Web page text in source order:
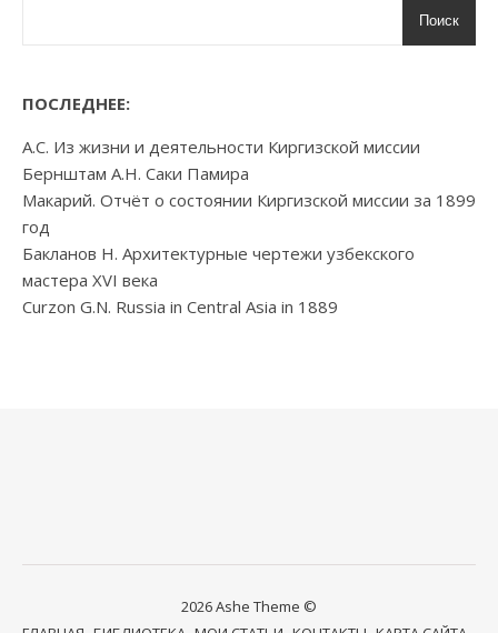
Поиск
ПОСЛЕДНЕЕ:
А.С. Из жизни и деятельности Киргизской миссии
Бернштам А.Н. Саки Памира
Макарий. Отчёт о состоянии Киргизской миссии за 1899
год
Бакланов Н. Архитектурные чертежи узбекского
мастера XVI века
Curzon G.N. Russia in Central Asia in 1889
2026 Ashe Theme ©